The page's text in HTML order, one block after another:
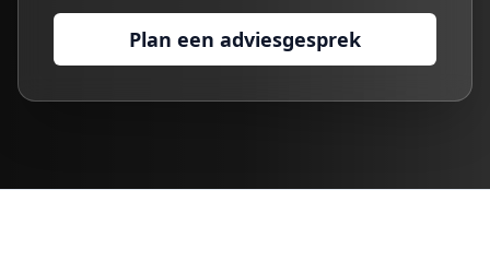
Plan een adviesgesprek